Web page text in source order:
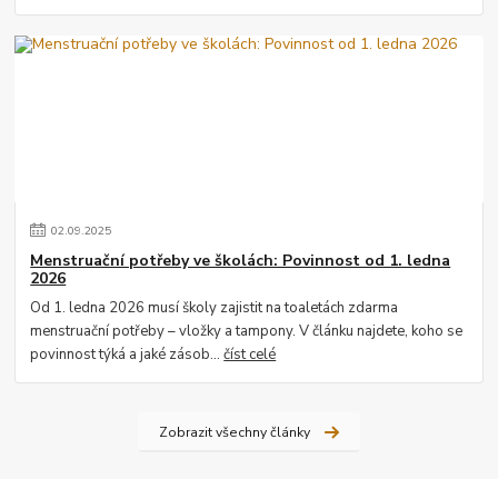
02.09.2025
Menstruační potřeby ve školách: Povinnost od 1. ledna
2026
Od 1. ledna 2026 musí školy zajistit na toaletách zdarma
menstruační potřeby – vložky a tampony. V článku najdete, koho se
povinnost týká a jaké zásob...číst celé
Zobrazit všechny články